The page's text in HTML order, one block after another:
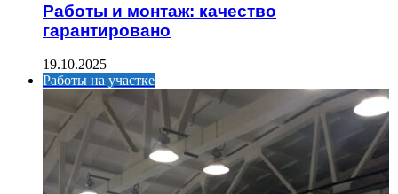
Работы и монтаж: качество
гарантировано
19.10.2025
Работы на участке